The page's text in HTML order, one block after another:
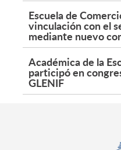
Escuela de
vinculación con el
mediante nuevo
Académica de la
participó en
GLENIF